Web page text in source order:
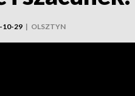
10-29 | OLSZTYN